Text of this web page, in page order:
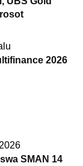
2026
SMAN 14